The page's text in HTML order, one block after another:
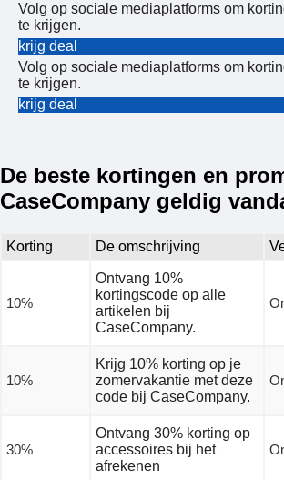
Volg op sociale mediaplatforms om
te krijgen.
krijg deal
Volg op sociale mediaplatforms om
te krijgen.
krijg deal
De beste kortingen en
CaseCompany geldig
Korting De omschrijving
10%
Ontvang 10%
kortingscode op alle
artikelen bij
CaseCompany.
10%
Krijg 10% korting op je
zomervakantie met deze
code bij CaseCompany.
30%
Ontvang 30% korting op
accessoires bij het
afrekenen